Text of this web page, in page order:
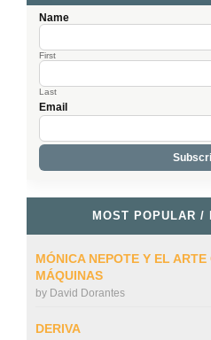
Name
First
Last
Email
MOST POPULAR /
MÓNICA NEPOTE Y EL
MÁQUINAS
by David Dorantes
DERIVA